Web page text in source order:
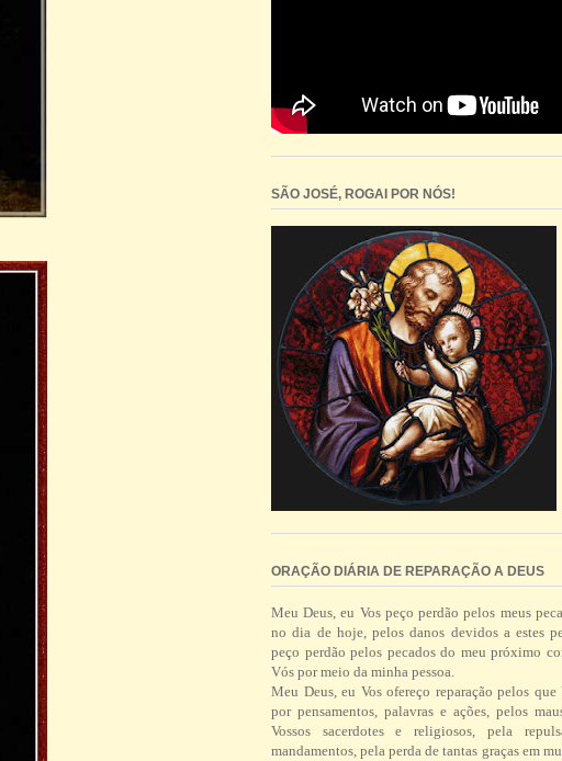
SÃO JOSÉ, ROGAI POR NÓS!
ORAÇÃO DIÁRIA DE REPARAÇÃO A DEUS
Meu Deus, eu Vos peço perdão pelos meus
no dia de hoje, pelos danos devidos a estes
peço perdão pelos pecados do meu próximo
Vós por meio da minha pessoa.
Meu Deus, eu Vos ofereço reparação pelos que
por pensamentos, palavras e ações, pelos
Vossos sacerdotes e religiosos, pela
mandamentos, pela perda de tantas graças em